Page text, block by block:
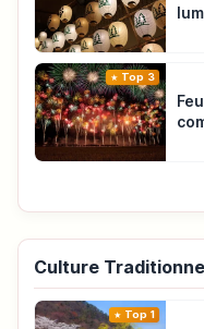
Top 3
Culture
Top 1